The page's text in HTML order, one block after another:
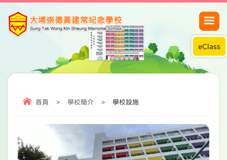
eClass
首頁 > 學校簡介 > 學校設施